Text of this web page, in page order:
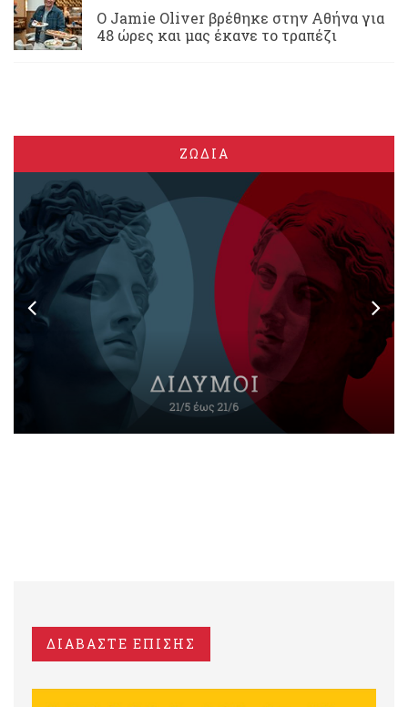
Ο Jamie Oliver βρέθηκε στην Αθήνα για
48 ώρες και μας έκανε το τραπέζι
ΖΩΔΙΑ
ΔΙΑΒΑΣΤΕ ΕΠΙΣΗΣ